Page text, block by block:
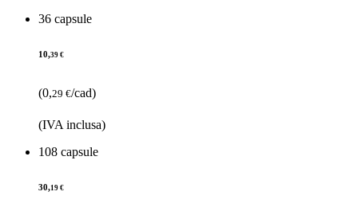
36 capsule
10,39 €
(0,29 €/cad)
(IVA inclusa)
108 capsule
30,19 €